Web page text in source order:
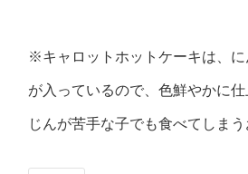
※キャロットホットケーキは、に
が入っているので、色鮮やかに
じんが苦手な子でも食べてしま